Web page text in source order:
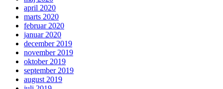
april 2020
marts 2020
februar 2020
januar 2020
december 2019
november 2019
oktober 2019
september 2019
august 2019